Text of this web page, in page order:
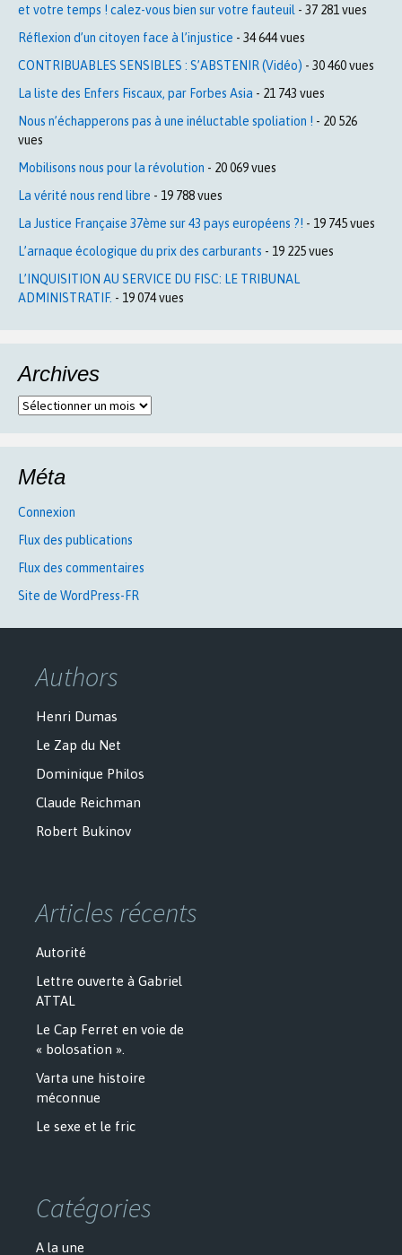
et votre temps ! calez-vous bien sur votre fauteuil - 37 281 vues
Réflexion d’un citoyen face à l’injustice - 34 644 vues
CONTRIBUABLES SENSIBLES : S’ABSTENIR (Vidéo) - 30 460 vues
La liste des Enfers Fiscaux, par Forbes Asia - 21 743 vues
Nous n’échapperons pas à une inéluctable spoliation ! - 20 526
vues
Mobilisons nous pour la révolution - 20 069 vues
La vérité nous rend libre - 19 788 vues
La Justice Française 37ème sur 43 pays européens ?! - 19 745 vues
L’arnaque écologique du prix des carburants - 19 225 vues
L’INQUISITION AU SERVICE DU FISC: LE TRIBUNAL
ADMINISTRATIF. - 19 074 vues
Archives
Archives
Méta
Connexion
Flux des publications
Flux des commentaires
Site de WordPress-FR
Authors
Henri Dumas
Le Zap du Net
Dominique Philos
Claude Reichman
Robert Bukinov
Articles récents
Autorité
Lettre ouverte à Gabriel
ATTAL
Le Cap Ferret en voie de
« bolosation ».
Varta une histoire
méconnue
Le sexe et le fric
Catégories
A la une